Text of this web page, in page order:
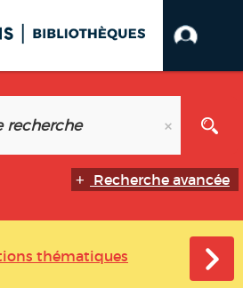
Recherche avancée
thématiques